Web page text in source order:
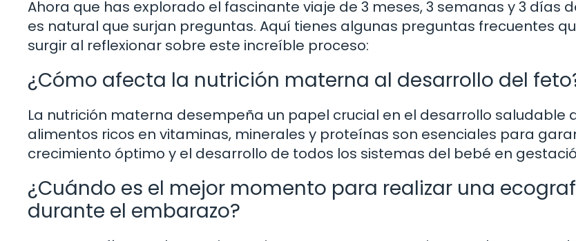
Ahora que has explorado el fascinante viaje de 3 meses, 3 semanas y 3 días
es natural que surjan preguntas. Aquí tienes algunas preguntas frecuentes
surgir al reflexionar sobre este increíble proceso:
¿Cómo afecta la nutrición materna al desarrollo del
La nutrición materna desempeña un papel crucial en el desarrollo saludable
alimentos ricos en vitaminas, minerales y proteínas son esenciales para
crecimiento óptimo y el desarrollo de todos los sistemas del bebé en
¿Cuándo es el mejor momento para realizar una
durante el embarazo?